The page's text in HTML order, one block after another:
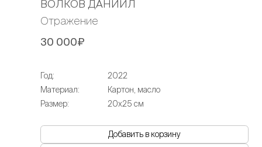
ВОЛКОВ ДАНИИЛ
Отражение
30 000₽
Год:
2022
Материал:
Картон, масло
Размер:
20х25 см
Добавить в корзину